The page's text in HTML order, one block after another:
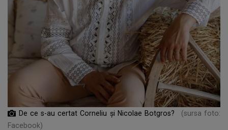
De ce s-au certat Corneliu și Nicolae Botgros?
(sursa foto:
Facebook)